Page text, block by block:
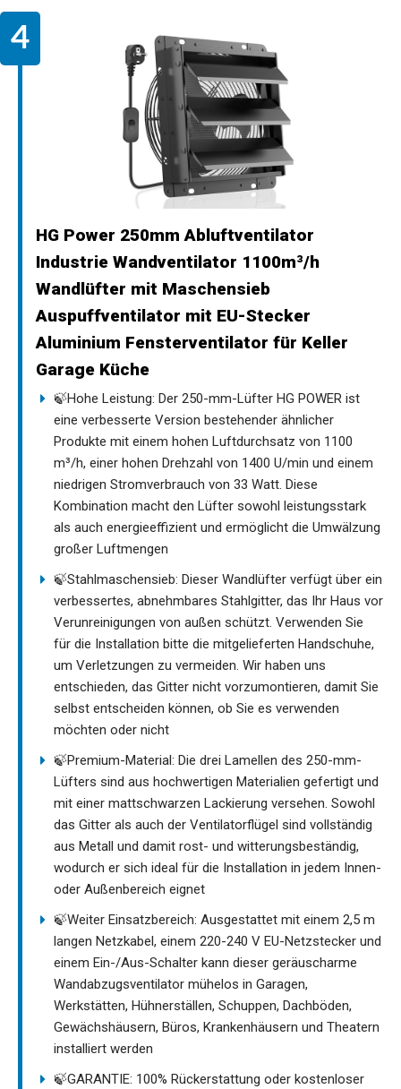
HG Power 250mm Abluftventilator
Industrie Wandventilator 1100m³/h
Wandlüfter mit Maschensieb
Auspuffventilator mit EU-Stecker
Aluminium Fensterventilator für Keller
Garage Küche
🍃Hohe Leistung: Der 250-mm-Lüfter HG POWER ist
eine verbesserte Version bestehender ähnlicher
Produkte mit einem hohen Luftdurchsatz von 1100
m³/h, einer hohen Drehzahl von 1400 U/min und einem
niedrigen Stromverbrauch von 33 Watt. Diese
Kombination macht den Lüfter sowohl leistungsstark
als auch energieeffizient und ermöglicht die Umwälzung
großer Luftmengen
🍃Stahlmaschensieb: Dieser Wandlüfter verfügt über ein
verbessertes, abnehmbares Stahlgitter, das Ihr Haus vor
Verunreinigungen von außen schützt. Verwenden Sie
für die Installation bitte die mitgelieferten Handschuhe,
um Verletzungen zu vermeiden. Wir haben uns
entschieden, das Gitter nicht vorzumontieren, damit Sie
selbst entscheiden können, ob Sie es verwenden
möchten oder nicht
🍃Premium-Material: Die drei Lamellen des 250-mm-
Lüfters sind aus hochwertigen Materialien gefertigt und
mit einer mattschwarzen Lackierung versehen. Sowohl
das Gitter als auch der Ventilatorflügel sind vollständig
aus Metall und damit rost- und witterungsbeständig,
wodurch er sich ideal für die Installation in jedem Innen-
oder Außenbereich eignet
🍃Weiter Einsatzbereich: Ausgestattet mit einem 2,5 m
langen Netzkabel, einem 220-240 V EU-Netzstecker und
einem Ein-/Aus-Schalter kann dieser geräuscharme
Wandabzugsventilator mühelos in Garagen,
Werkstätten, Hühnerställen, Schuppen, Dachböden,
Gewächshäusern, Büros, Krankenhäusern und Theatern
installiert werden
🍃GARANTIE: 100% Rückerstattung oder kostenloser